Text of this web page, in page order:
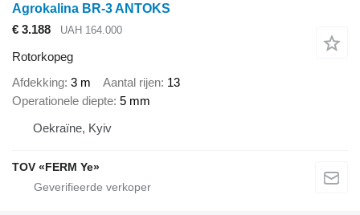
Agrokalina BR-3 ANTOKS
€ 3.188
UAH 164.000
Rotorkopeg
Afdekking 3 m Aantal rijen 13
Operationele diepte 5 mm
Oekraïne, Kyiv
TOV «FERM Ye»